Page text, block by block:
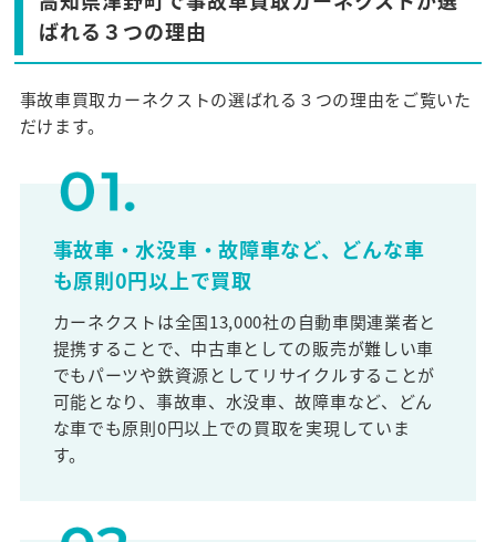
ばれる３つの理由
事故車買取カーネクストの選ばれる３つの理由をご覧いた
だけます。
事故車・水没車・故障車など、どんな車
も原則0円以上で買取
カーネクストは全国13,000社の自動車関連業者と
提携することで、中古車としての販売が難しい車
でもパーツや鉄資源としてリサイクルすることが
可能となり、事故車、水没車、故障車など、どん
な車でも原則0円以上での買取を実現していま
す。